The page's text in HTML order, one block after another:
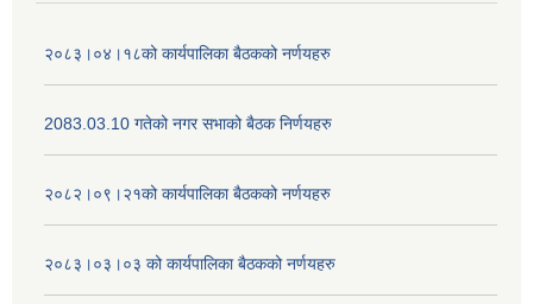
२०८३।०४।१८को कार्यपालिका बैठकको नर्णयहरु
2083.03.10 गतेको नगर सभाको बैठक निर्णयहरु
२०८२।०९।२१को कार्यपालिका बैठकको नर्णयहरु
२०८३।०३।०३ को कार्यपालिका बैठकको नर्णयहरु